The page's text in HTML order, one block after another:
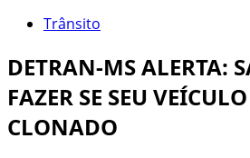
Trânsito
DETRAN-MS ALERTA:
FAZER SE SEU
CLONADO